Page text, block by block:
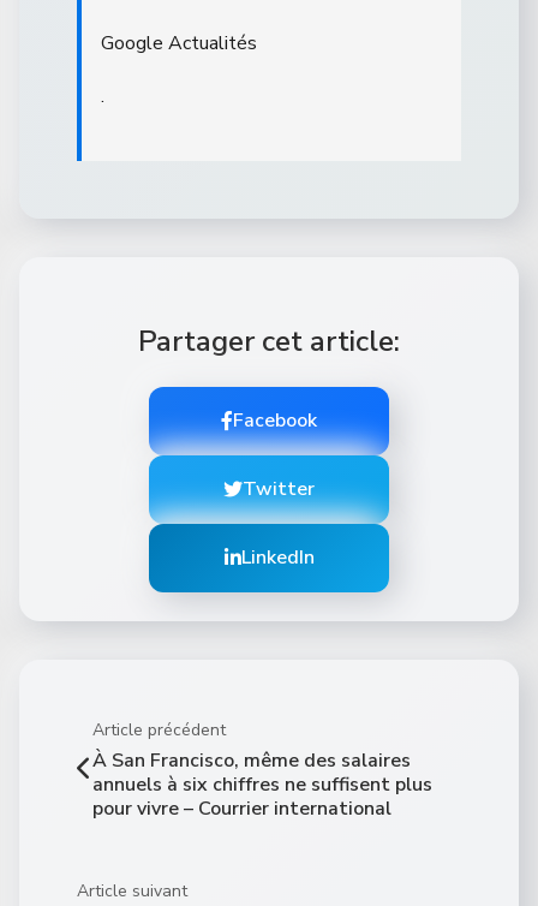
Google Actualités
.
Partager cet article:
Facebook
Twitter
LinkedIn
Article précédent
À San Francisco, même des salaires
annuels à six chiffres ne suffisent plus
pour vivre – Courrier international
Article suivant